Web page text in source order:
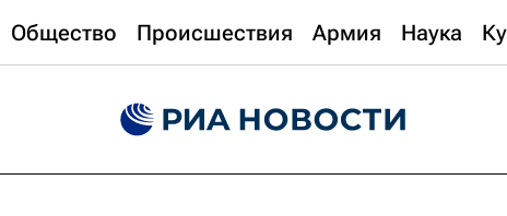
Общество Происшествия Армия Наука